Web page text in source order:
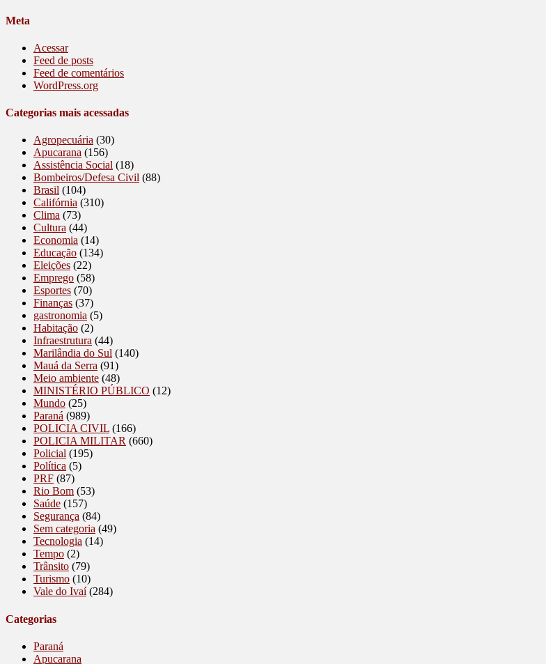
Meta
Acessar
Feed de posts
Feed de comentários
WordPress.org
Categorias mais acessadas
Agropecuária (30)
Apucarana (156)
Assistência Social (18)
Bombeiros/Defesa Civil (88)
Brasil (104)
Califórnia (310)
Clima (73)
Cultura (44)
Economia (14)
Educação (134)
Eleições (22)
Emprego (58)
Esportes (70)
Finanças (37)
gastronomia (5)
Habitação (2)
Infraestrutura (44)
Marilândia do Sul (140)
Mauá da Serra (91)
Meio ambiente (48)
MINISTÉRIO PÚBLICO (12)
Mundo (25)
Paraná (989)
POLICIA CIVIL (166)
POLICIA MILITAR (660)
Policial (195)
Política (5)
PRF (87)
Rio Bom (53)
Saúde (157)
Segurança (84)
Sem categoria (49)
Tecnologia (14)
Tempo (2)
Trânsito (79)
Turismo (10)
Vale do Ivaí(284)
Categorias
Paraná
Apucarana